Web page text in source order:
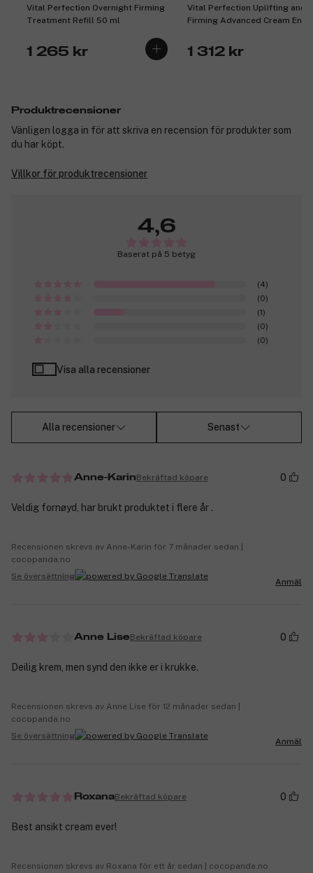
Vital Perfection Overnight Firming
Treatment Refill 50 ml
1 265 kr
Vital Perfection Uplifting and
Firming Advanced Cream
1 312 kr
Produktrecensioner
Vänligen logga in för att skriva en recension för produkter som
du har köpt.
Villkor för produktrecensioner
4,6
Baserat på 5 betyg
(4)
(0)
(1)
(0)
(0)
Visa alla recensioner
Alla recensioner Senast
Anne-KarinBekräftad köpare 0
Veldig fornøyd, har brukt produktet i flere år .
Recensionen skrevs av Anne-Karin för 7 månader sedan |
cocopanda.no
Se översättning
Anmäl
Anne LiseBekräftad köpare 0
Deilig krem, men synd den ikke er i krukke.
Recensionen skrevs av Anne Lise för 12 månader sedan |
cocopanda.no
Se översättning
Anmäl
RoxanaBekräftad köpare 0
Best ansikt cream ever!
Recensionen skrevs av Roxana för ett år sedan | cocopanda.no